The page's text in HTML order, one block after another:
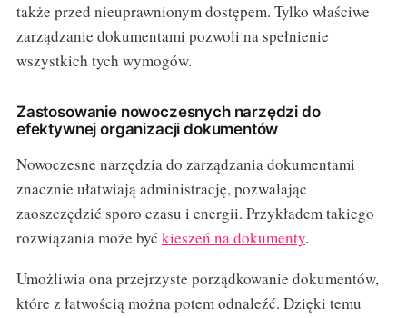
także przed nieuprawnionym dostępem. Tylko właściwe
zarządzanie dokumentami pozwoli na spełnienie
wszystkich tych wymogów.
Zastosowanie nowoczesnych narzędzi do
efektywnej organizacji dokumentów
Nowoczesne narzędzia do zarządzania dokumentami
znacznie ułatwiają administrację, pozwalając
zaoszczędzić sporo czasu i energii. Przykładem takiego
rozwiązania może być kieszeń na dokumenty.
Umożliwia ona przejrzyste porządkowanie dokumentów,
które z łatwością można potem odnaleźć. Dzięki temu